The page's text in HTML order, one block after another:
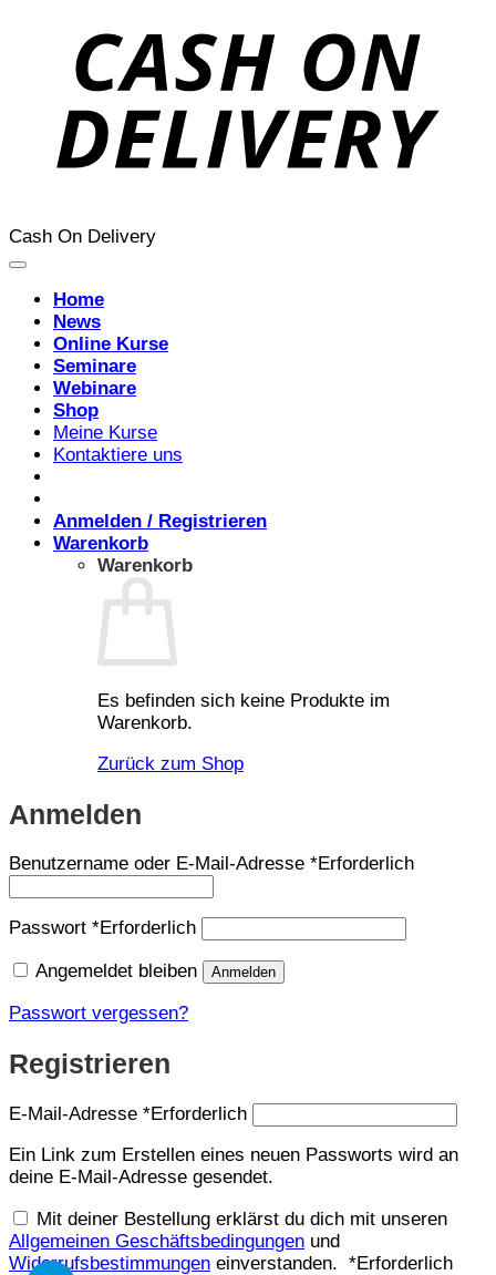
Cash On Delivery
Home
News
Online Kurse
Seminare
Webinare
Shop
Meine Kurse
Kontaktiere uns
Anmelden / Registrieren
Warenkorb
Warenkorb
Es befinden sich keine Produkte im
Warenkorb.
Zurück zum Shop
Anmelden
Benutzername oder E-Mail-Adresse *Erforderlich
Passwort *Erforderlich
Angemeldet bleiben Anmelden
Passwort vergessen?
Registrieren
E-Mail-Adresse *Erforderlich
Ein Link zum Erstellen eines neuen Passworts wird an
deine E-Mail-Adresse gesendet.
Mit deiner Bestellung erklärst du dich mit unseren
Allgemeinen Geschäftsbedingungen und
Widerrufsbestimmungen einverstanden. *Erforderlich